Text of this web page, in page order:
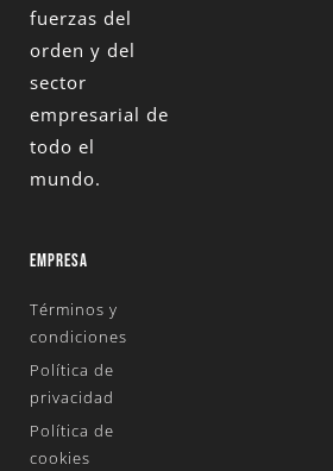
fuerzas del
orden y del
sector
empresarial de
todo el
mundo.
EMPRESA
Términos y
condiciones
Política de
privacidad
Política de
cookies